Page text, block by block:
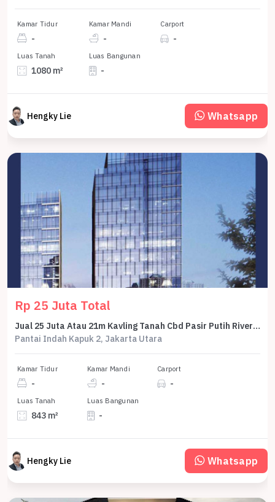
Kamar Tidur
-
Kamar Mandi
-
Carport
-
Luas Tanah
1080 m²
Luas Bangunan
-
Hengky Lie Whatsapp
Rp 25 Juta Total
Jual 25 Juta Atau 21m Kavling Tanah Cbd Pasir Putih Riverside 850 M2 Hoek Jl Utama Jendral Sudirman Pik2 - Sell Land For Commercial Cbd Pasir Putih Riverside 850 M2 Corner Pik 2
Pantai Indah Kapuk 2, Jakarta Utara
Kamar Tidur
-
Kamar Mandi
-
Carport
-
Luas Tanah
843 m²
Luas Bangunan
-
Hengky Lie Whatsapp